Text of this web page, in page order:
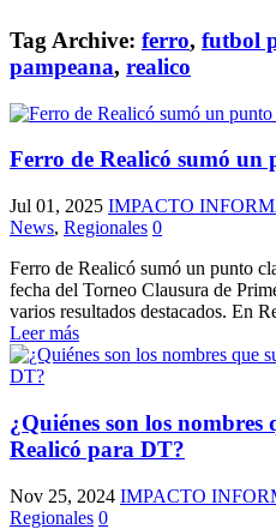
Tag Archive: ferro, futbol
pampeana, realico
Ferro de Realicó sumó un
Jul 01, 2025 IMPACTO
News, Regionales 0
Ferro de Realicó sumó un punto
fecha del Torneo Clausura de
varios resultados destacados. En
Leer más
¿Quiénes son los nombres
Realicó para DT?
Nov 25, 2024 IMPACTO
Regionales 0